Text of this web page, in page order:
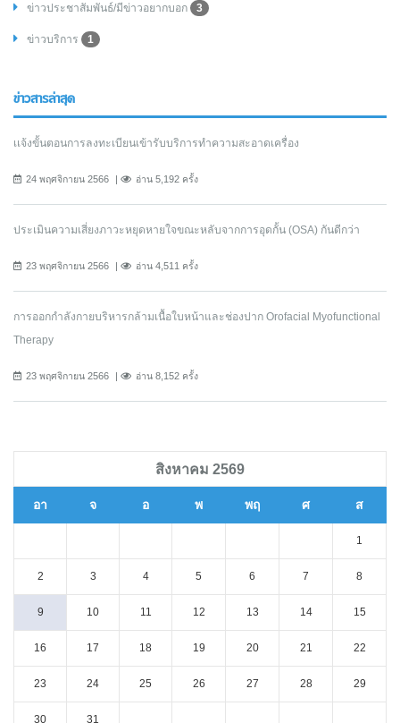
ข่าวประชาสัมพันธ์/มีข่าวอยากบอก 3
ข่าวบริการ 1
ข่าวสารล่าสุด
เเจ้งขั้นตอนการลงทะเบียนเข้ารับบริการทำความสะอาดเครื่อง
24 พฤศจิกายน 2566 อ่าน 5,192 ครั้ง
ประเมินความเสี่ยงภาวะหยุดหายใจขณะหลับจากการอุดกั้น (OSA) กันดีกว่า
23 พฤศจิกายน 2566 อ่าน 4,511 ครั้ง
การออกกําลังกายบริหารกล้ามเนื้อใบหน้าและช่องปาก Orofacial Myofunctional
Therapy
23 พฤศจิกายน 2566 อ่าน 8,152 ครั้ง
สิงหาคม 2569
อา จ อ พ พฤ ศ ส
1
2 3 4 5 6 7 8
9 10 11 12 13 14 15
16 17 18 19 20 21 22
23 24 25 26 27 28 29
30 31